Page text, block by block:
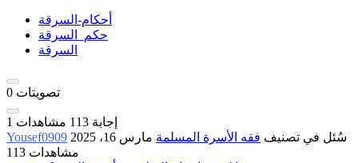
أحكام-السرقة
حكم_السرقة
السرقة
0 تصويتات
1 إجابة 113 مشاهدات
Yousef0909
سُئل في تصنيف فقه الأسرة المسلمة مارس 16، 2025
113 مشاهدات